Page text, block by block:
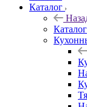
Каталог
Каталог